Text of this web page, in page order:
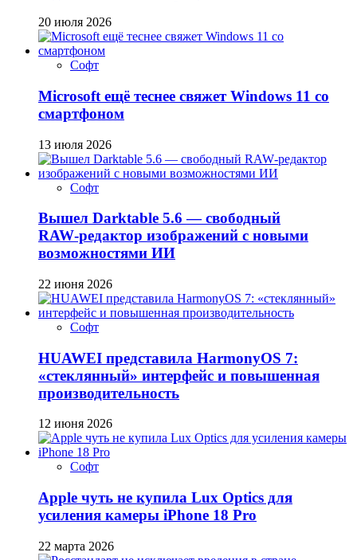
20 июля 2026
Софт
Microsoft ещё теснее свяжет Windows 11 со
смартфоном
13 июля 2026
Софт
Вышел Darktable 5.6 — свободный
RAW‑редактор изображений с новыми
возможностями ИИ
22 июня 2026
Софт
HUAWEI представила HarmonyOS 7:
«стеклянный» интерфейс и повышенная
производительность
12 июня 2026
Софт
Apple чуть не купила Lux Optics для
усиления камеры iPhone 18 Pro
22 марта 2026